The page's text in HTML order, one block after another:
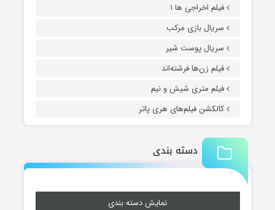
فیلم اخراجی ها ۱
سریال بازی مرکب
سریال پوست شیر
فیلم زن‌ها فرشته‌اند
فیلم متری شیش و نیم
کالکشن فیلم‌های هری پاتر
دسته بندی
نمایش دسته بندی